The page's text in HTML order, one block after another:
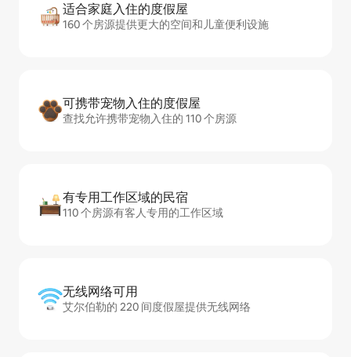
适合家庭入住的度假屋
160 个房源提供更大的空间和儿童便利设施
可携带宠物入住的度假屋
查找允许携带宠物入住的 110 个房源
有专用工作区域的民宿
110 个房源有客人专用的工作区域
无线网络可用
艾尔伯勒的 220 间度假屋提供无线网络